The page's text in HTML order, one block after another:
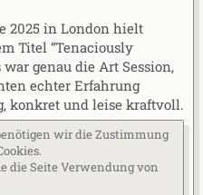
2025 in London hielt
Titel “Tenaciously
genau die Art Session,
echter Erfahrung
konkret und leise kraftvoll.
wir die Zustimmung
die SeiteVerwendung von